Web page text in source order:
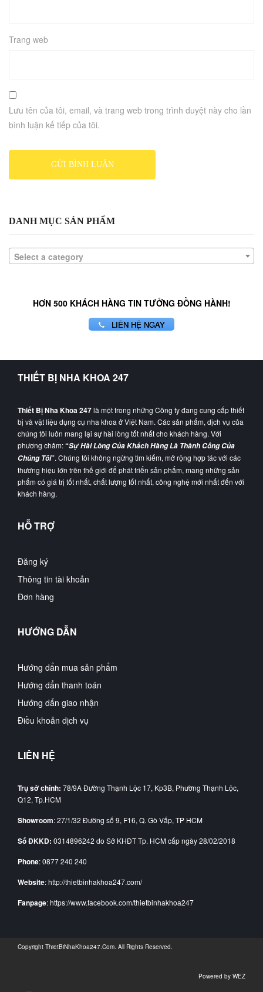
Trang web
Lưu tên của tôi, email, và trang web trong trình duyệt này cho lần
bình luận kế tiếp của tôi.
DANH MỤC SẢN PHẨM
Select a category
HƠN 500 KHÁCH HÀNG TIN TƯỞNG ĐỒNG HÀNH!
LIÊN HỆ NGAY
THIẾT BỊ NHA KHOA 247
Thiết Bị Nha Khoa 247là một trong những Công ty đang cung cấp thiết
bị và vật liệu dụng cụ nha khoa ở Việt Nam. Các sản phẩm, dịch vụ của
chúng tôi luôn mang lại sự hài lòng tốt nhất cho khách hàng. Với
phương châm:“Sự Hài Lòng Của Khách Hàng Là Thành Công Của
Chúng Tôi”. Chúng tôi không ngừng tìm kiếm, mở rộng hợp tác với các
thương hiệu lớn trên thế giới để phát triển sản phẩm, mang những sản
phẩm có giá trị tốt nhất, chất lượng tốt nhất, công nghệ mới nhất đến với
khách hàng.
HỖ TRỢ
Đăng ký
Thông tin tài khoản
Đơn hàng
HƯỚNG DẪN
Hướng dẩn mua sản phẩm
Hướng dẩn thanh toán
Hướng dẩn giao nhận
Điều khoản dịch vụ
LIÊN HỆ
Trụ sở chính: 78/9A Đường Thạnh Lộc 17, Kp3B, Phường Thạnh Lộc,
Q12, Tp.HCM
Showroom: 27/1/32 Đường số 9, F16, Q. Gò Vấp, TP HCM
Số ĐKKD: 0314896242 do Sở KHĐT Tp. HCM cấp ngày 28/02/2018
Phone: 0877 240 240
Website: http://thietbinhakhoa247.com/
Fanpage: https://www.facebook.com/thietbinhakhoa247
Copyright ThietBiNhaKhoa247.Com . All Rights Reserved.
Powered by WEZ